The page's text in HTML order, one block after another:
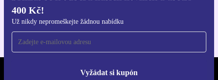
400 Kč!
Už nikdy nepromeškejte žádnou nabídku
Vyžádat si kupón
REFURBED ČESKO - RETHINK NEW.